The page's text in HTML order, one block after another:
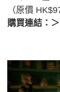
（原價
購買連結：